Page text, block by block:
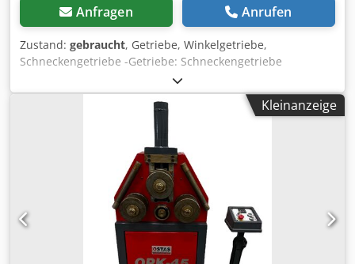
Anfragen Anrufen
Zustand: gebraucht, Getriebe, Winkelgetriebe,
Schneckengetriebe -Getriebe: Schneckengetriebe
Übersetzung: i = 7,5 -Wellen: Ø 14 x 34 mm / siehe Fotos -
Abmessung: 122/105/H140 mm -Gewicht: 4,2 kg Dodet Snw
Kleinanzeige